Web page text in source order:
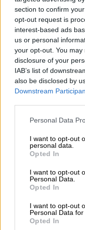
section to confirm
opt-out request is
interest-based ads
us or personal
your opt-out. You
disclosure of your
IAB’s list of
also be disclosed by
Downstream
Please note that this
not limited to your
grant or deny
use your data for
consent section.
Personal Data
I want to opt-out
personal data.
Opted In
I want to opt-out
Personal Data.
Opted In
I want to opt-out
Personal Data for
Opted In
Κάθε βίντεο
πράξη που
δική τους
στις
θυμηθούμε ότι
έδειξαν τα
πρώτη περίοδο
Τα μέσα
τέτοιων
δημοκρατίας.
στο νου μας οι
των μελών της
τηλεοπτικά
κοινωνίας που
λύσεων. Τώρα τα